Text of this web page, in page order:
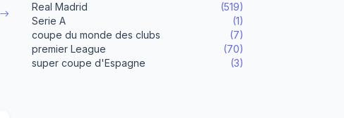
Real Madrid
(519)
Serie A
(1)
coupe du monde des clubs
(7)
premier League
(70)
super coupe d'Espagne
(3)